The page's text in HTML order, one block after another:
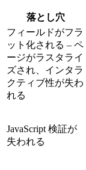
落とし穴
フィールドがフラ
ット化される – ペ
ージがラスタライ
ズされ、インタラ
クティブ性が失わ
れる
JavaScript 検証が
失われる